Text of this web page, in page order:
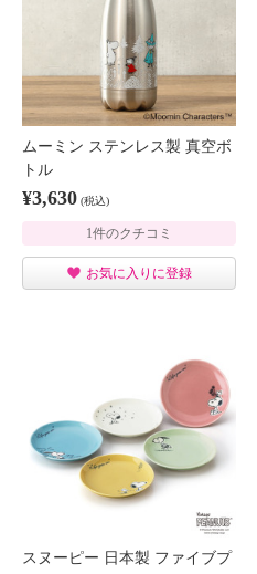
ムーミン ステンレス製 真空ボ
トル
¥3,630 (税込)
1件のクチコミ
お気に入りに登録
スヌーピー 日本製 ファイブプ